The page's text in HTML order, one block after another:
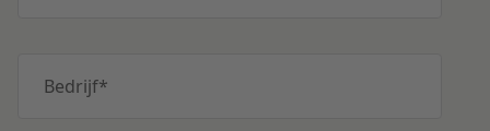
Bedrijf*